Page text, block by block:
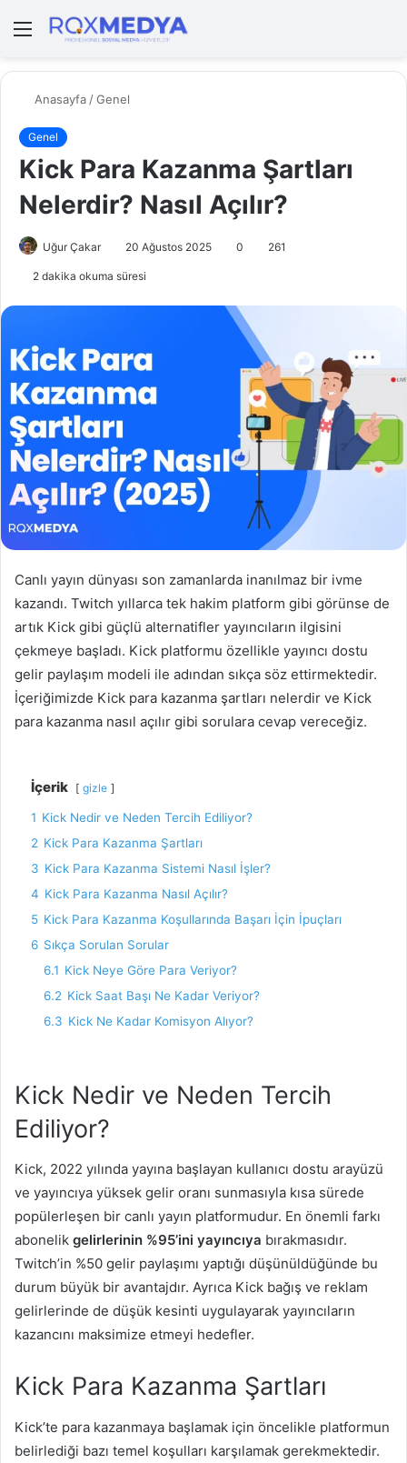
Menü
Anasayfa /Genel
Genel
Kick Para Kazanma Şartları
Nelerdir? Nasıl Açılır?
Uğur Çakar 20 Ağustos 2025 0 261
2 dakika okuma süresi
Canlı yayın dünyası son zamanlarda inanılmaz bir ivme
kazandı. Twitch yıllarca tek hakim platform gibi görünse de
artık Kick gibi güçlü alternatifler yayıncıların ilgisini
çekmeye başladı. Kick platformu özellikle yayıncı dostu
gelir paylaşım modeli ile adından sıkça söz ettirmektedir.
İçeriğimizde Kick para kazanma şartları nelerdir ve Kick
para kazanma nasıl açılır gibi sorulara cevap vereceğiz.
İçerik gizle
1 Kick Nedir ve Neden Tercih Ediliyor?
2 Kick Para Kazanma Şartları
3 Kick Para Kazanma Sistemi Nasıl İşler?
4 Kick Para Kazanma Nasıl Açılır?
5 Kick Para Kazanma Koşullarında Başarı İçin İpuçları
6 Sıkça Sorulan Sorular
6.1 Kick Neye Göre Para Veriyor?
6.2 Kick Saat Başı Ne Kadar Veriyor?
6.3 Kick Ne Kadar Komisyon Alıyor?
Kick Nedir ve Neden Tercih
Ediliyor?
Kick, 2022 yılında yayına başlayan kullanıcı dostu arayüzü
ve yayıncıya yüksek gelir oranı sunmasıyla kısa sürede
popülerleşen bir canlı yayın platformudur. En önemli farkı
abonelik gelirlerinin %95’ini yayıncıya bırakmasıdır.
Twitch’in %50 gelir paylaşımı yaptığı düşünüldüğünde bu
durum büyük bir avantajdır. Ayrıca Kick bağış ve reklam
gelirlerinde de düşük kesinti uygulayarak yayıncıların
kazancını maksimize etmeyi hedefler.
Kick Para Kazanma Şartları
Kick’te para kazanmaya başlamak için öncelikle platformun
belirlediği bazı temel koşulları karşılamak gerekmektedir.